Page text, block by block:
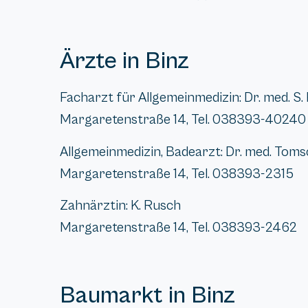
Ärzte in Binz
Facharzt für Allgemeinmedizin: Dr. med. S.
Margaretenstraße 14, Tel. 038393-40240
Allgemeinmedizin, Badearzt: Dr. med.
Margaretenstraße 14, Tel. 038393-2315
Zahnärztin: K. Rusch
Margaretenstraße 14, Tel. 038393-2462
Baumarkt in Binz